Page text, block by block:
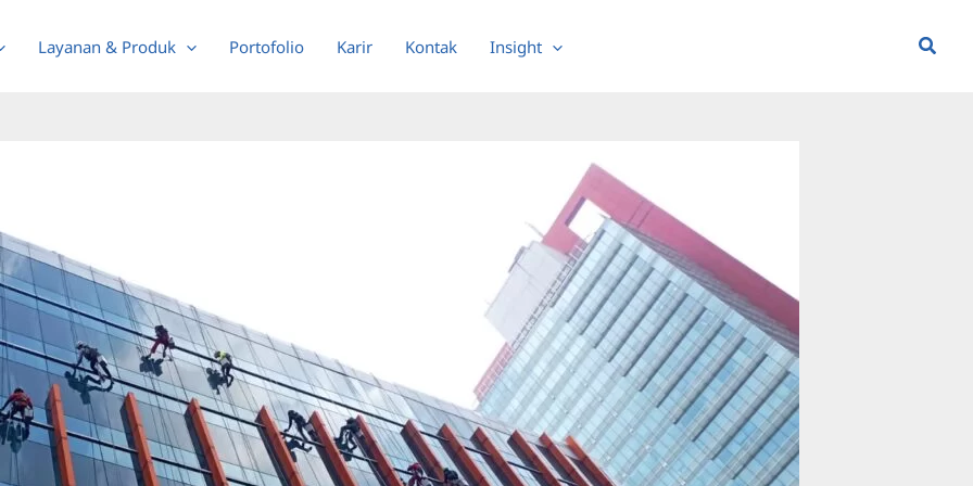
Layanan & Produk Portofolio Karir Kontak Insight